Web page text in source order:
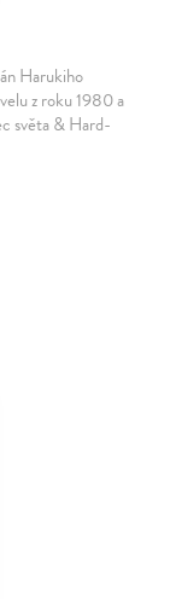
Harukiho
z roku 1980 a
světa & Hard-